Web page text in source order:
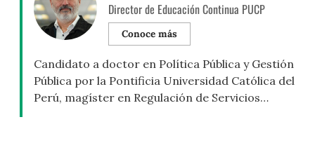
Director de Educación Continua PUCP
Conoce más
Candidato a doctor en Política Pública y Gestión
Pública por la Pontificia Universidad Católica del
Perú, magíster en Regulación de Servicios